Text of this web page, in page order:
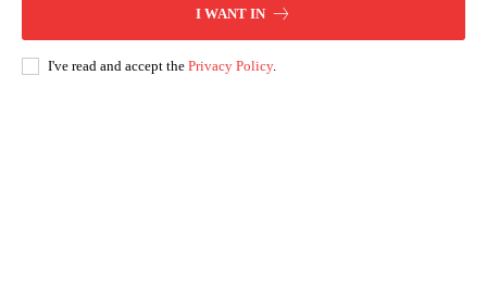
I WANT IN
I've read and accept the Privacy Policy.